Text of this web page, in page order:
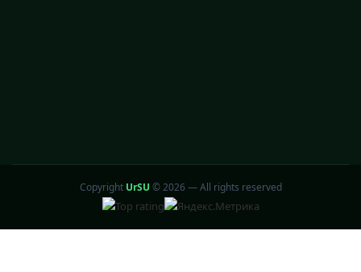
Copyright UrSU ©2026 — All rights reserved